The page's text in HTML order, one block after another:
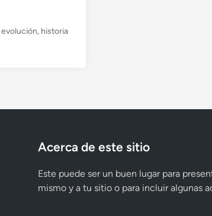
evolución, historia
Acerca de este sitio
Este puede ser un buen lugar para
mismo y a tu sitio o para incluir algunas